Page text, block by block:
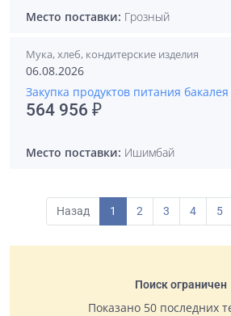
Место поставки: Грозный
Мука, хлеб, кондитерские изделия
06.08.2026
Закупка продуктов питания бакалея
564 956 ₽
Место поставки: Ишимбай
Назад 1 2 3 4 5
Поиск ограничен
Показано 50 последних